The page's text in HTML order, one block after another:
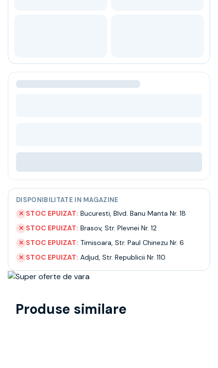
Ceai
Bacanie
BLACK FRIDAY
Contact
Termeni si conditii
Politica de confidentialitate
Intrebari frecvente
DISPONIBILITATE IN MAGAZINE
✕ STOC EPUIZAT: Bucuresti, Blvd. Banu Manta Nr. 18
✕ STOC EPUIZAT: Brasov, Str. Plevnei Nr. 12
✕ STOC EPUIZAT: Timisoara, Str. Paul Chinezu Nr. 6
✕ STOC EPUIZAT: Adjud, Str. Republicii Nr. 110
Produse similare